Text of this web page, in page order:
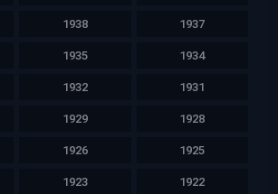
1938 1937
1935 1934
1932 1931
1929 1928
1926 1925
1923 1922